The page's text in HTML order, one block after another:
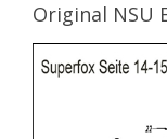
Original NSU